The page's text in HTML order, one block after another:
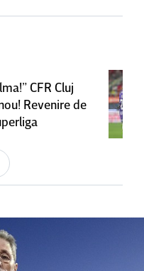
CFR Cluj
Revenire de